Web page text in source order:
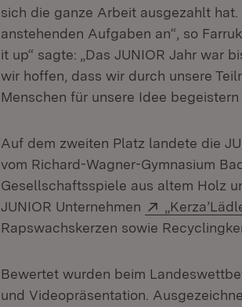
sich die ganze Arbeit ausgezahlt
anstehenden Aufgaben an“, so
it up“ sagte: „Das JUNIOR Jahr war
wir hoffen, dass wir durch unsere
Menschen für unsere Idee begeistern
Auf dem zweiten Platz landete die
vom Richard-Wagner-Gymnasium
Gesellschaftsspiele aus altem Holz
JUNIOR Unternehmen
Extern:
Rapswachskerzen sowie
Bewertet wurden beim
und Videopräsentation.